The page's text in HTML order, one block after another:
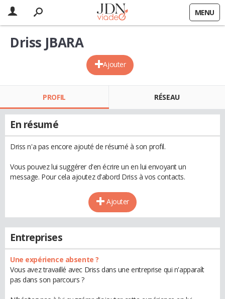
MENU
Ajouter
Driss JBARA
PROFIL RÉSEAU
En résumé
Driss n'a pas encore ajouté de résumé à son profil.
Vous pouvez lui suggérer d'en écrire un en lui envoyant un
message. Pour cela ajoutez d'abord Driss à vos contacts.
Ajouter
Entreprises
Une expérience absente ?
Vous avez travaillé avec Driss dans une entreprise qui n'apparaît
pas dans son parcours ?